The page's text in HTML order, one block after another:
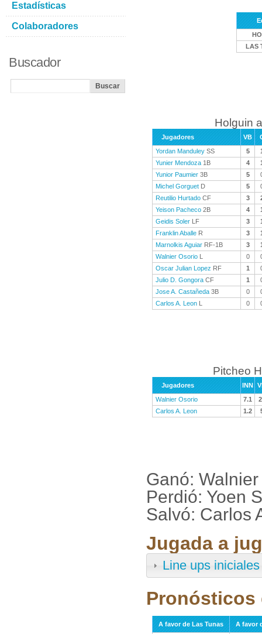
LAS
Holguin
Jugadores VB
Yordan Manduley SS 5
Yunier Mendoza 1B 4
Yunior Paumier 3B 5
Michel Gorguet D 5
Reutilio Hurtado CF 3
Yeison Pacheco 2B 4
Geidis Soler LF 3
Franklin Aballe R 3
Marnolkis Aguiar RF-1B 3
Walnier Osorio L 0
Oscar Julian Lopez RF 1
Julio D. Gongora CF 1
Jose A. Castañeda 3B 0
Carlos A. Leon L 0
Pitcheo
Jugadores INN
Walnier Osorio
7.1
Carlos A. Leon
1.2
Ganó:
Perdió: Yoen
Salvó: Carlos
Jugada a
Line ups iniciales
Pronósticos
A favor de Las Tunas
A favor
Estadísticas
Colaboradores
Buscador